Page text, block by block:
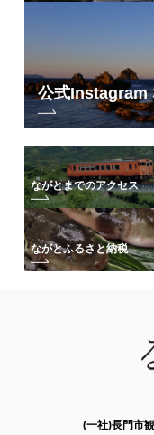
公式Instagram
ながとまでのアクセス
ながとふるさと納税
(一社)長門市